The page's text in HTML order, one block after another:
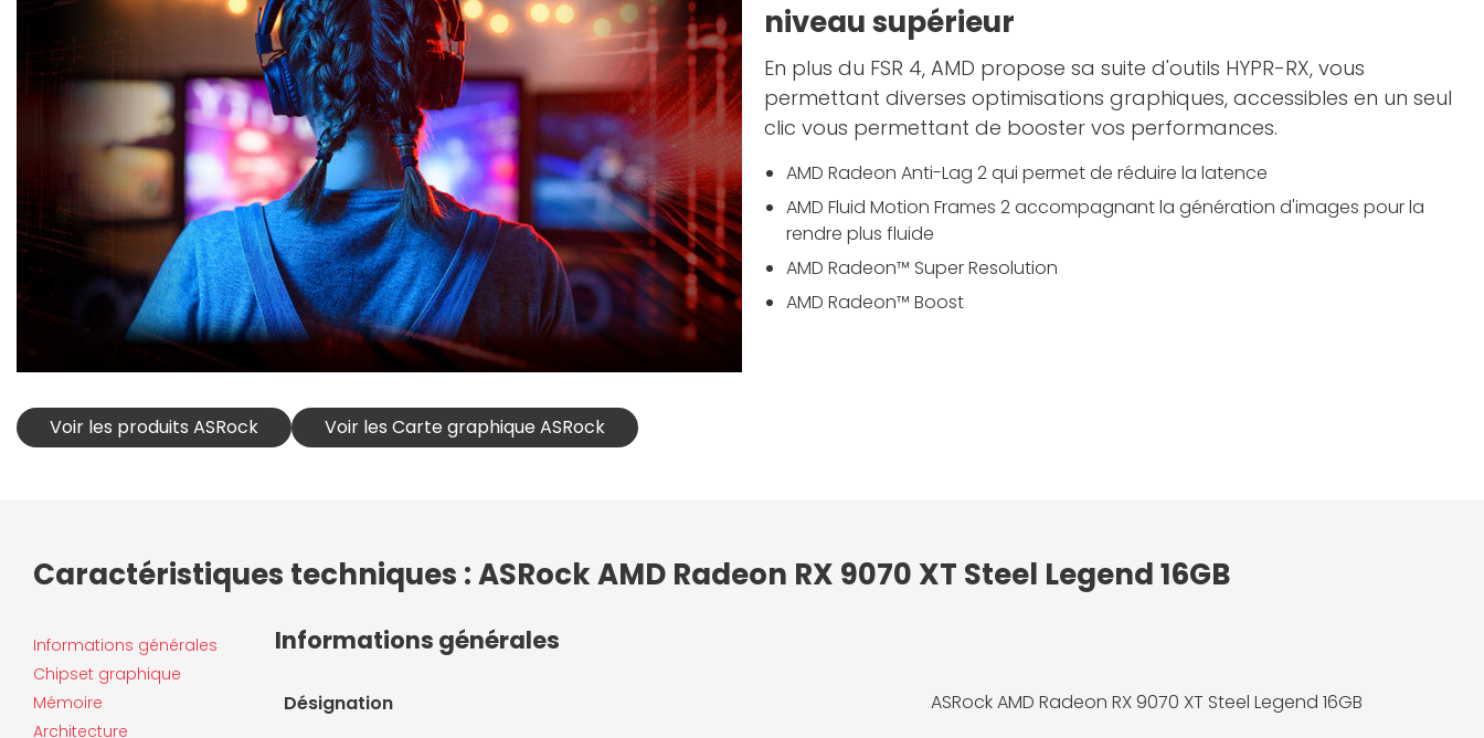
niveau supérieur
En plus du FSR 4, AMD propose sa suite d'outils HYPR-RX, vous
permettant diverses optimisations graphiques, accessibles en un seul
clic vous permettant de booster vos performances.
AMD Radeon Anti-Lag 2 qui permet de réduire la latence
AMD Fluid Motion Frames 2 accompagnant la génération d'images pour la
rendre plus fluide
AMD Radeon™ Super Resolution
AMD Radeon™ Boost
Voir les produits ASRock Voir les Carte graphique ASRock
Caractéristiques techniques : ASRock AMD Radeon RX 9070 XT Steel Legend 16GB
Informations générales
Chipset graphique
Mémoire
Architecture
Informations générales
Désignation ASRock AMD Radeon RX 9070 XT Steel Legend 16GB